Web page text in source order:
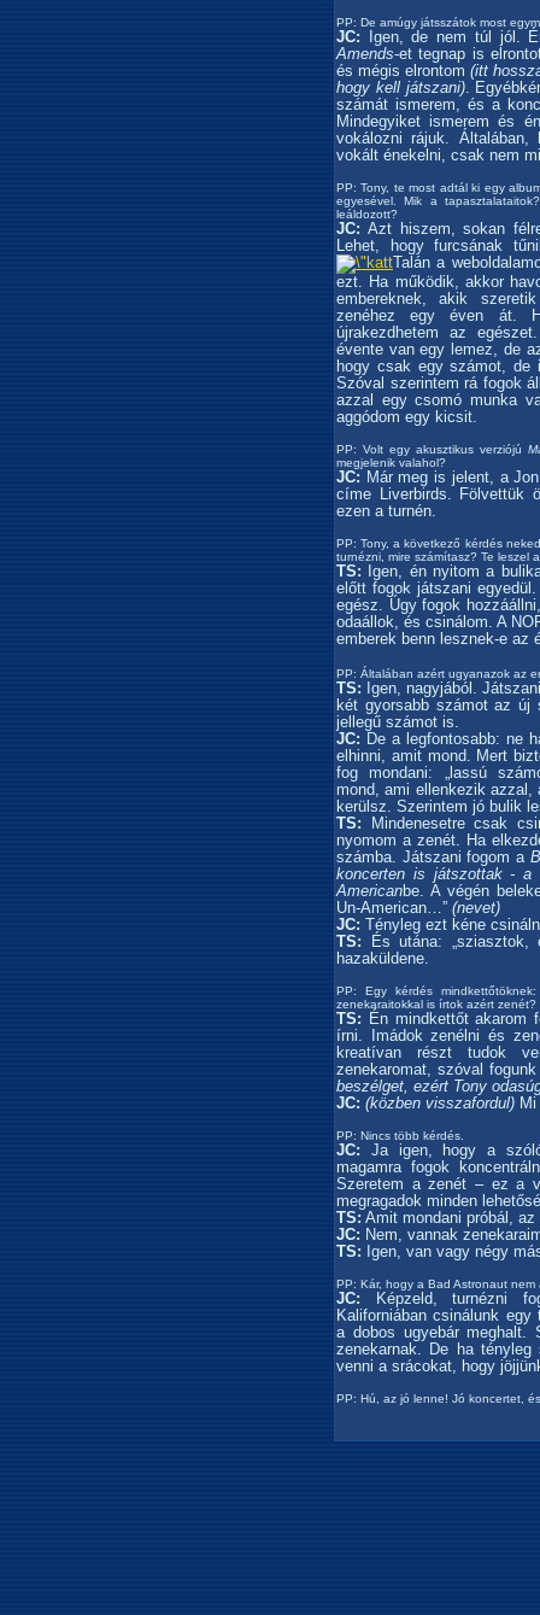
PP: De amúgy játsszátok most
JC: Igen, de nem túl jól.
Amends-et tegnap is
és mégis elrontom (itt
hogy kell játszani).
számát ismerem, és a
Mindegyiket ismerem és
vokálozni rájuk.
vokált énekelni, csak nem
PP: Tony, te most adtál ki egy
egyesével. Mik a
leáldozott?
JC: Azt hiszem, sokan
Lehet, hogy furcsának
Talán a
ezt. Ha működik, akkor
embereknek, akik
zenéhez egy éven át.
újrakezdhetem az
évente van egy lemez, de
hogy csak egy számot, de
Szóval szerintem rá fogok
azzal egy csomó munka
aggódom egy kicsit.
PP: Volt egy akusztikus verziójú
megjelenik valahol?
JC: Már meg is jelent, a
címe Liverbirds. Fölvettük
ezen a turnén.
PP: Tony, a következő kérdés
turnézni, mire számítasz? Te leszel
TS: Igen, én nyitom a
előtt fogok játszani
egész. Úgy fogok
odaállok, és csinálom. A
emberek benn lesznek-e az
PP: Általában azért ugyanazok az
TS: Igen, nagyjából.
két gyorsabb számot az új
jellegű számot is.
JC: De a legfontosabb: ne
elhinni, amit mond. Mert
fog mondani: „lassú
mond, ami ellenkezik
kerülsz. Szerintem jó bulik
TS: Mindenesetre csak
nyomom a zenét. Ha
számba. Játszani fogom a
koncerten is játszottak - a
Americanbe. A végén
Un-American…” (nevet)
JC: Tényleg ezt kéne
TS: És utána: „sziasztok,
hazaküldene.
PP: Egy kérdés
zenekaraitokkal is írtok azért zenét?
TS: Én mindkettőt akarom
írni. Imádok zenélni és
kreatívan részt tudok
zenekaromat, szóval
beszélget, ezért Tony
JC: (közben visszafordul)
PP: Nincs több kérdés.
JC: Ja igen, hogy a
magamra fogok
Szeretem a zenét – ez a
megragadok minden
TS: Amit mondani próbál,
JC: Nem, vannak
TS: Igen, van vagy négy
PP: Kár, hogy a Bad Astronaut nem
JC: Képzeld, turnézni
Kaliforniában csinálunk
a dobos ugyebár
zenekarnak. De ha
venni a srácokat, hogy
PP: Hú, az jó lenne! Jó koncertet,